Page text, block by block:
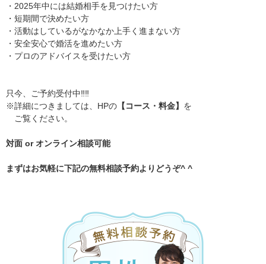
・2025年中には結婚相手を見つけたい方
・短期間で決めたい方
・活動はしているがなかなか上手く進まない方
・安全安心で婚活を進めたい方
・プロのアドバイスを受けたい方
只今、ご予約受付中‼️‼️
※詳細につきましては、HPの 【コース・料金】 を
ご覧ください。
対面 or オンライン相談可能
まずはお気軽に下記の無料相談予約よりどうぞ^ ^